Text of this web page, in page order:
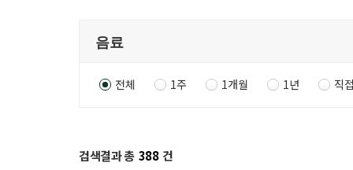
전체 1주 1개월 1년 직
검색결과 총 388 건